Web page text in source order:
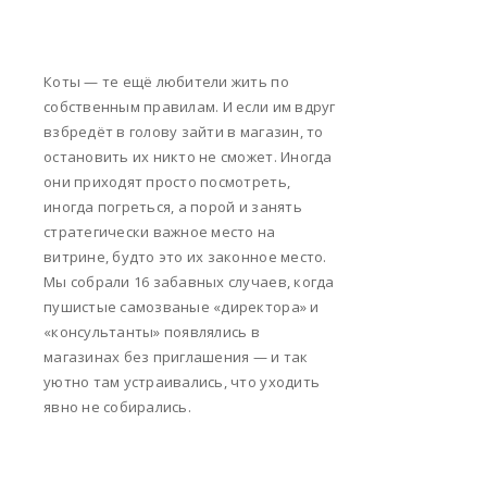
Коты — те ещё любители жить по
собственным правилам. И если им вдруг
взбредёт в голову зайти в магазин, то
остановить их никто не сможет. Иногда
они приходят просто посмотреть,
иногда погреться, а порой и занять
стратегически важное место на
витрине, будто это их законное место.
Мы собрали 16 забавных случаев, когда
пушистые самозваные «директора» и
«консультанты» появлялись в
магазинах без приглашения — и так
уютно там устраивались, что уходить
явно не собирались.